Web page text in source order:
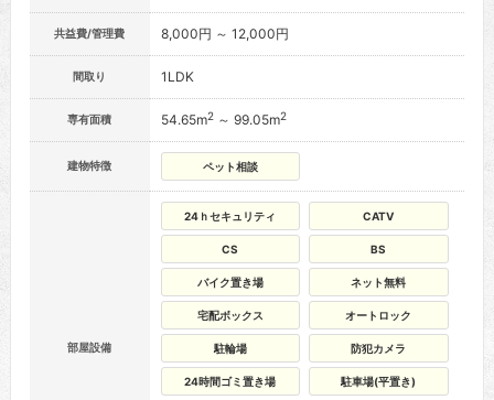
共益費/管理費 8,000円 ～ 12,000円
間取り 1LDK
専有面積 54.65m2～ 99.05m2
建物特徴 ペット相談
部屋設備
24ｈセキュリティ CATV
CS BS
バイク置き場 ネット無料
宅配ボックス オートロック
駐輪場 防犯カメラ
24時間ゴミ置き場 駐車場(平置き)